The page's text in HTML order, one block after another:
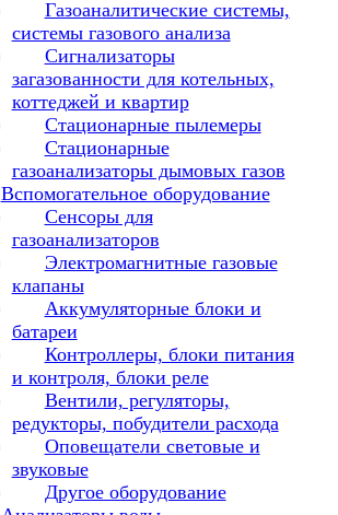
Газоаналитические системы,
системы газового анализа
Сигнализаторы
загазованности для котельных,
коттеджей и квартир
Стационарные пылемеры
Стационарные
газоанализаторы дымовых газов
Вспомогательное оборудование
Сенсоры для
газоанализаторов
Электромагнитные газовые
клапаны
Аккумуляторные блоки и
батареи
Контроллеры, блоки питания
и контроля, блоки реле
Вентили, регуляторы,
редукторы, побудители расхода
Оповещатели световые и
звуковые
Другое оборудование